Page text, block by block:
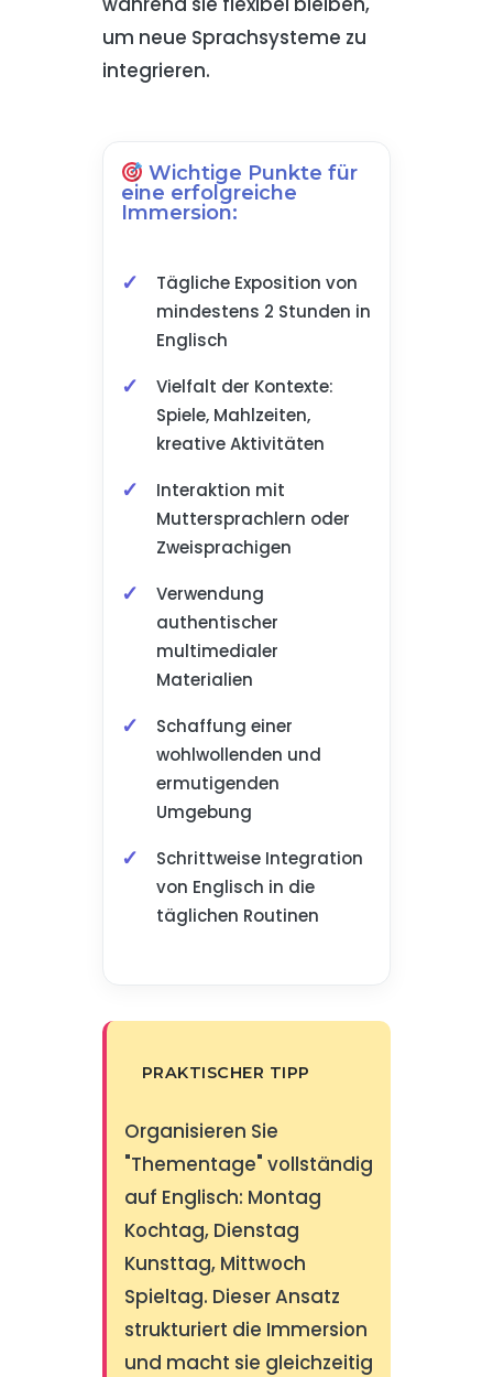
um neue Sprachsysteme zu
integrieren.
Wichtige Punkte für
eine erfolgreiche
Immersion:
Tägliche Exposition von
mindestens 2 Stunden in
Englisch
Vielfalt der Kontexte:
Spiele, Mahlzeiten,
kreative Aktivitäten
Interaktion mit
Muttersprachlern oder
Zweisprachigen
Verwendung
authentischer
multimedialer
Materialien
Schaffung einer
wohlwollenden und
ermutigenden
Umgebung
Schrittweise Integration
von Englisch in die
täglichen Routinen
PRAKTISCHER TIPP
Organisieren Sie
"Thementage" vollständig
auf Englisch: Montag
Kochtag, Dienstag
Kunsttag, Mittwoch
Spieltag. Dieser Ansatz
strukturiert die Immersion
und macht sie gleichzeitig